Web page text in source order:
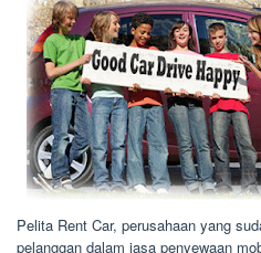
Pelita Rent Car, perusahaan yang
pelanggan dalam jasa penyewaan